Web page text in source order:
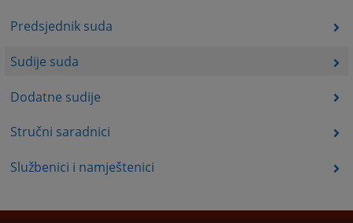
Predsjednik suda
Sudije suda
Dodatne sudije
Stručni saradnici
Službenici i namještenici